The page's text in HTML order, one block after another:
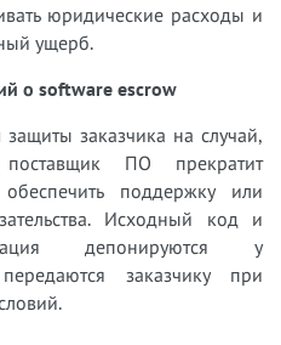
юридические расходы и
ущерб.
о software escrow
заказчика на случай,
ПО прекратит
поддержку или
Исходный код и
депонируются у
заказчику при